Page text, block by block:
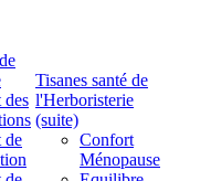
de
Tisanes santé de
l'Herboristerie
(suite)
Confort
Ménopause